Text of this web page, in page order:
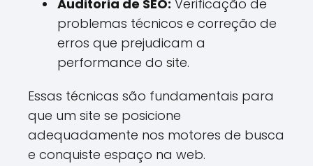
Auditoria de SEO: Verificação de
problemas técnicos e correção de
erros que prejudicam a
performance do site.
Essas técnicas são fundamentais para
que um site se posicione
adequadamente nos motores de busca
e conquiste espaço na web.